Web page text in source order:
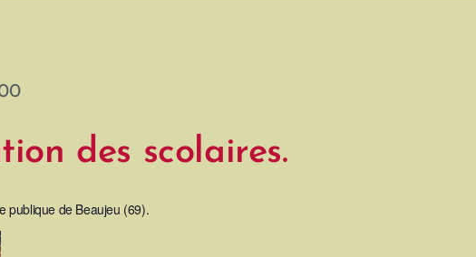
des scolaires.
publique de Beaujeu (69).